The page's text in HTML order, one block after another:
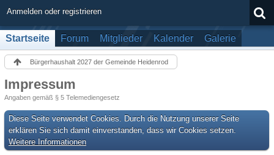
Anmelden oder registrieren
Startseite Forum Mitglieder Kalender Galerie
Bürgerhaushalt 2027 der Gemeinde Heidenrod
Impressum
Angaben gemäß § 5 Telemediengesetz
Diese Seite verwendet Cookies. Durch die Nutzung unserer Seite
erklären Sie sich damit einverstanden, dass wir Cookies setzen.
Weitere Informationen